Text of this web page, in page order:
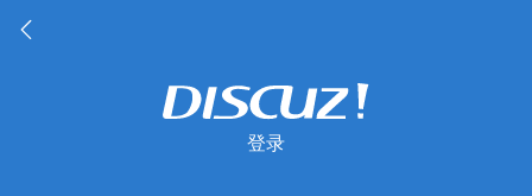
登录